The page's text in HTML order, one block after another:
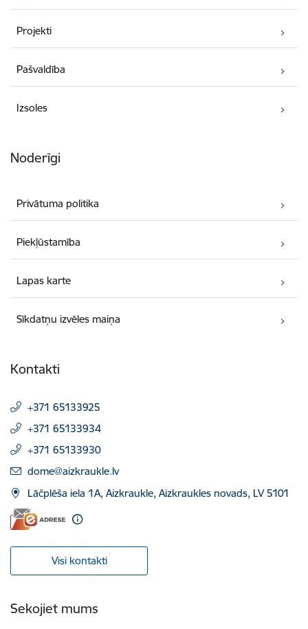
Projekti
Pašvaldība
Izsoles
Noderīgi
Privātuma politika
Piekļūstamība
Lapas karte
Sīkdatņu izvēles maiņa
Kontakti
+371 65133925
+371 65133934
+371 65133930
E-pasts:
dome@aizkraukle.lv
Lāčplēša iela 1A, Aizkraukle, Aizkraukles novads, LV 5101
Visi kontakti
Sekojiet mums